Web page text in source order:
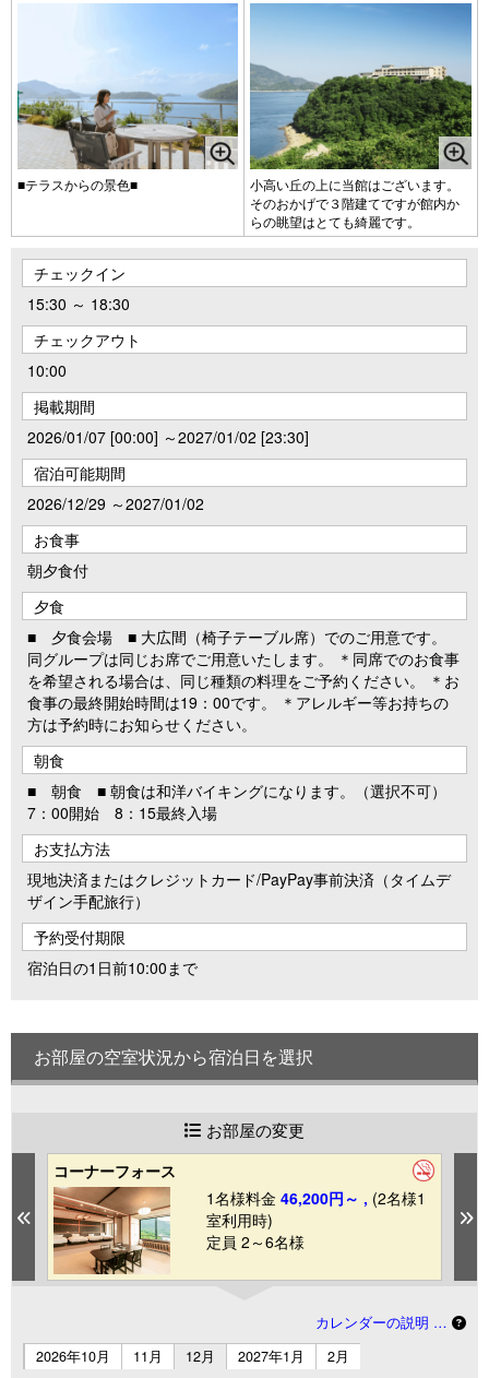
■テラスからの景色■
小高い丘の上に当館はございます。
そのおかげで３階建てですが館内か
らの眺望はとても綺麗です。
チェックイン
15:30 ～ 18:30
チェックアウト
10:00
掲載期間
2026/01/07 [00:00] ～2027/01/02 [23:30]
宿泊可能期間
2026/12/29 ～2027/01/02
お食事
朝夕食付
夕食
■ 夕食会場 ■ 大広間（椅子テーブル席）でのご用意です。
同グループは同じお席でご用意いたします。 ＊同席でのお食事
を希望される場合は、同じ種類の料理をご予約ください。 ＊お
食事の最終開始時間は19：00です。 ＊アレルギー等お持ちの
方は予約時にお知らせください。
朝食
■ 朝食 ■ 朝食は和洋バイキングになります。（選択不可）
7：00開始 8：15最終入場
お支払方法
現地決済またはクレジットカード/PayPay事前決済（タイムデ
ザイン手配旅行）
予約受付期限
宿泊日の1日前10:00まで
お部屋の空室状況から宿泊日を選択
お部屋の変更
Previous
コーナーフォース
1名様料金 46,200円～ , (2名様1
室利用時)
定員 2～6名様
カレンダーの説明 …
2026年10月
11月 12月 2027年1月 2月